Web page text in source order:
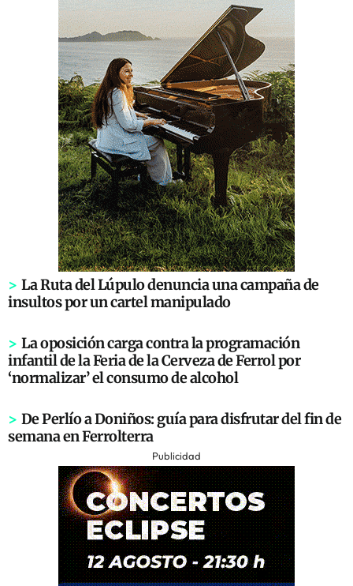
> La Ruta del Lúpulo denuncia una campaña de
insultos por un cartel manipulado
> La oposición carga contra la programación
infantil de la Feria de la Cerveza de Ferrol por
‘normalizar’ el consumo de alcohol
> De Perlío a Doniños: guía para disfrutar del fin de
semana en Ferrolterra
Publicidad